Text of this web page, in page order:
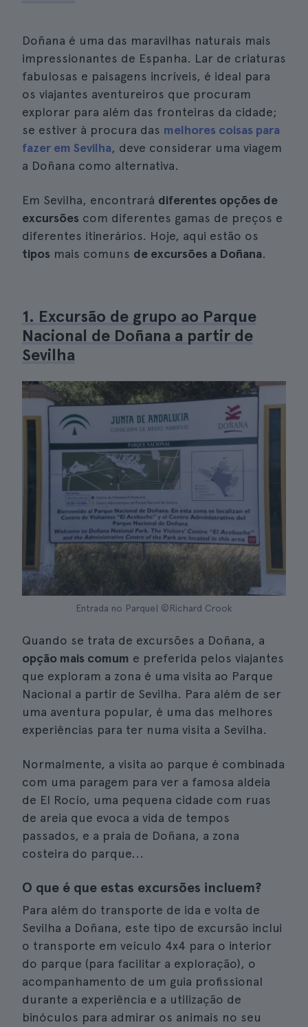
Doñana é uma das maravilhas naturais mais
impressionantes de Espanha. Lar de criaturas
fabulosas e paisagens incríveis, é ideal para
os viajantes aventureiros que procuram
explorar para além das fronteiras da cidade;
se estiver à procura das melhores coisas para
fazer em Sevilha, deve considerar uma viagem
a Doñana como alternativa.
Em Sevilha, encontrará diferentes opções de
excursões com diferentes gamas de preços e
diferentes itinerários. Hoje, aqui estão os
tipos mais comuns de excursões a Doñana.
1. Excursão de grupo ao Parque
Nacional de Doñana a partir de
Sevilha
Entrada no Parque| ©Richard Crook
Quando se trata de excursões a Doñana, a
opção mais comum e preferida pelos viajantes
que exploram a zona é uma visita ao Parque
Nacional a partir de Sevilha. Para além de ser
uma aventura popular, é uma das melhores
experiências para ter numa visita a Sevilha.
Normalmente, a visita ao parque é combinada
com uma paragem para ver a famosa aldeia
de El Rocío, uma pequena cidade com ruas
de areia que evoca a vida de tempos
passados, e a praia de Doñana, a zona
costeira do parque...
O que é que estas excursões incluem?
Para além do transporte de ida e volta de
Sevilha a Doñana, este tipo de excursão inclui
o transporte em veículo 4x4 para o interior
do parque (para facilitar a exploração), o
acompanhamento de um guia profissional
durante a experiência e a utilização de
binóculos para admirar os animais no seu